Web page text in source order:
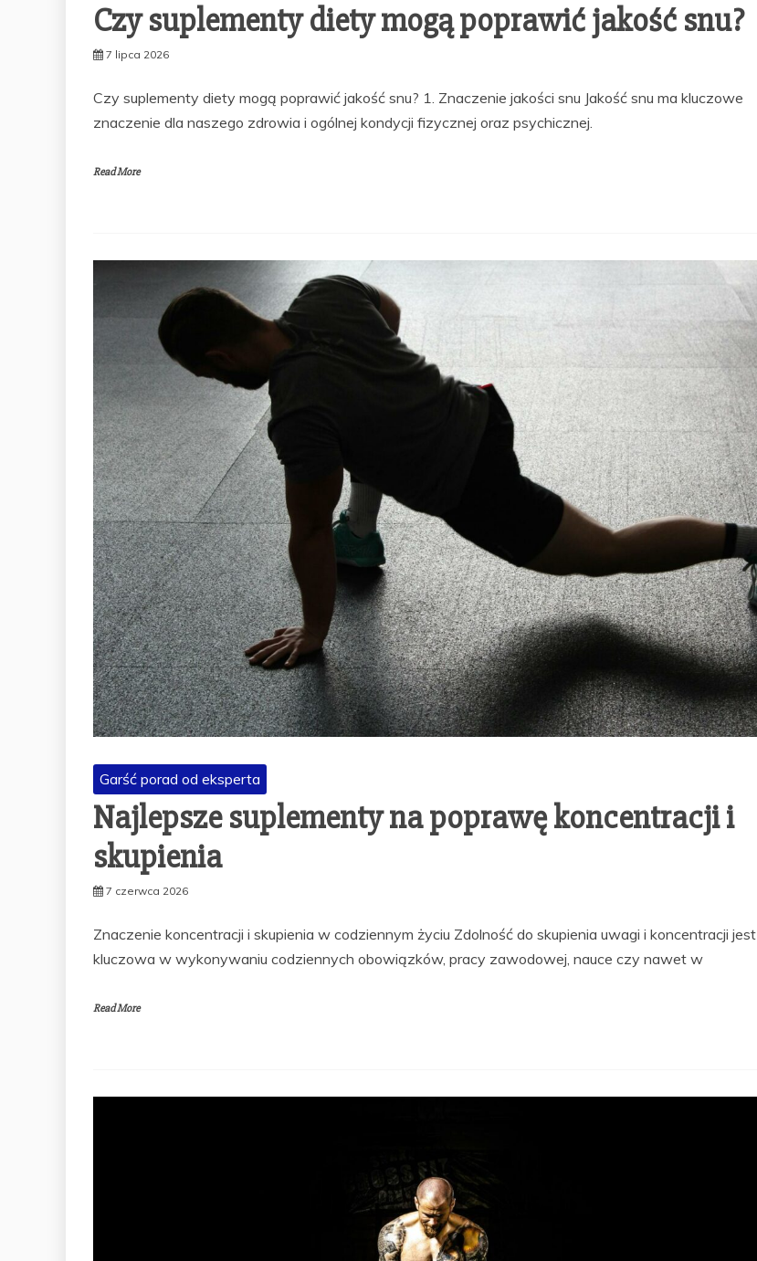
Czy suplementy diety mogą poprawić jakość snu?
7 lipca 2026
Czy suplementy diety mogą poprawić jakość snu? 1. Znaczenie jakości snu Jakość snu ma kluczowe
znaczenie dla naszego zdrowia i ogólnej kondycji fizycznej oraz psychicznej.
Read More
Garść porad od eksperta
Najlepsze suplementy na poprawę koncentracji i
skupienia
7 czerwca 2026
Znaczenie koncentracji i skupienia w codziennym życiu Zdolność do skupienia uwagi i koncentracji jest
kluczowa w wykonywaniu codziennych obowiązków, pracy zawodowej, nauce czy nawet w
Read More